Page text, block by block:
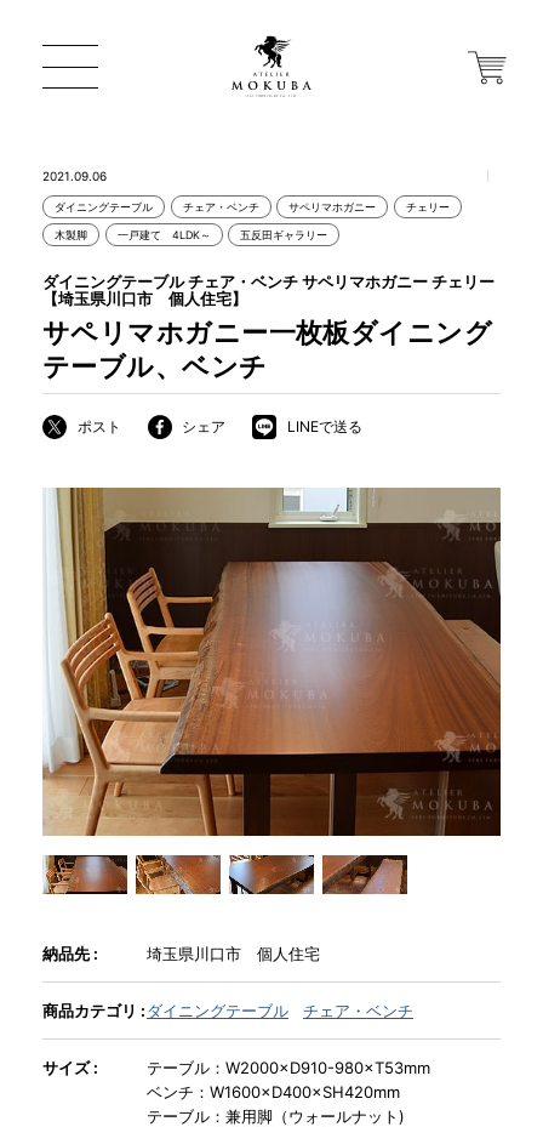
ONLINE STORE
店舗から探す
一枚板 ATELIER MOKUBA HOME
MOKUBA について
商品情報
直営店
イベント
WEBカタログ
新入荷情報
納品事例
2021.09.06
ダイニングテーブル チェア・ベンチ サペリマホガニー チェリー
木製脚 一戸建て 4LDK～ 五反田ギャラリー
サペリマホガニー一枚板ダイニング
テーブル、ベンチ
ダイニングテーブル チェア・ベンチ サペリマホガニー チェリー
【埼玉県川口市 個人住宅】
ポスト シェア LINEで送る
納品先 : 埼玉県川口市 個人住宅
商品カテゴリ :ダイニングテーブル チェア・ベンチ
サイズ :
テーブル：W2000×D910-980×T53mm
ベンチ：W1600×D400×SH420mm
テーブル：兼用脚（ウォールナット)